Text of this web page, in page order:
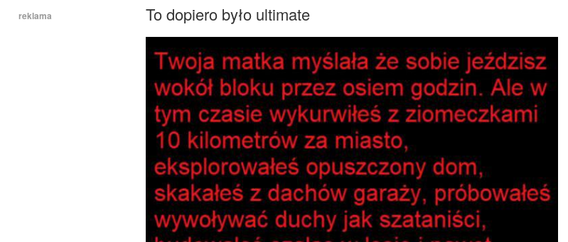
To dopiero było ultimate
reklama